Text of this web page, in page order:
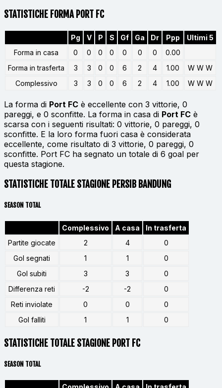
STATISTICHE FORMA PORT FC
Pg V P S Gf Ga Dr Ppp
Ultimi 5
Forma in casa
0 0 0 0 0 0 0
0.00
Forma in trasferta
3 3 0 0 6 2 4 1.00
W W W
Complessivo
3 3 0 0 6 2 4 1.00 W W W
La forma di Port FC è eccellente con 3 vittorie, 0
pareggi, e 0 sconfitte. La forma in casa di Port FC è
scarsa con i seguenti risultati: 0 vittorie, 0 pareggi, 0
sconfitte. E la loro forma fuori casa è considerata
eccellente, come risultato di 3 vittorie, 0 pareggi, 0
sconfitte. Port FC ha segnato un totale di 6 goal per
questa stagione.
STATISTICHE TOTALE STAGIONE PERSIB BANDUNG
SEASON TOTAL
Complessivo A casa
In trasferta
Partite giocate
2 4
0
Gol segnati
1 1
0
Gol subiti
3 3
0
Differenza reti
-2 -2
0
Reti inviolate
0 0
0
Gol falliti
1 1 0
STATISTICHE TOTALE STAGIONE PORT FC
SEASON TOTAL